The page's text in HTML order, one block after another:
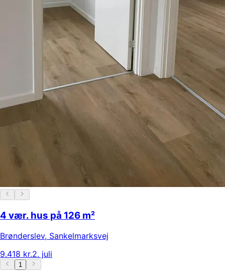
4 vær. hus på 126 m²
Brønderslev, Sankelmarksvej
9.418 kr.2. juli
1